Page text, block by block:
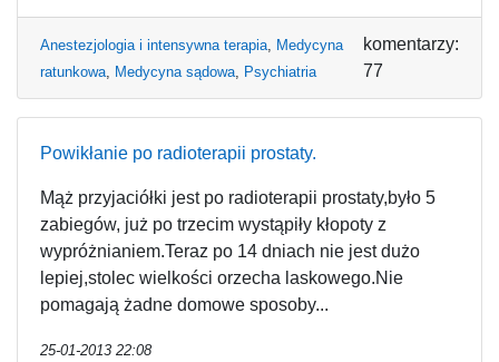
Anestezjologia i intensywna terapia, Medycyna
ratunkowa, Medycyna sądowa, Psychiatria
komentarzy:
77
Powikłanie po radioterapii prostaty.
Mąż przyjaciółki jest po radioterapii prostaty,było 5
zabiegów, już po trzecim wystąpiły kłopoty z
wypróżnianiem.Teraz po 14 dniach nie jest dużo
lepiej,stolec wielkości orzecha laskowego.Nie
pomagają żadne domowe sposoby...
25-01-2013 22:08